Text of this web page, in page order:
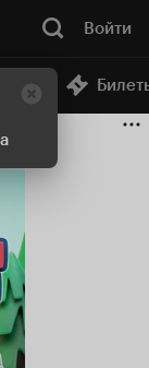
Войти